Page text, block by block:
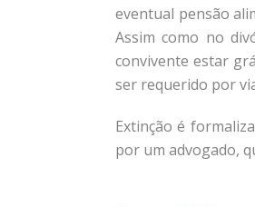
eventual pensão
Assim como no
convivente estar
ser requerido por
Extinção é
por um advogado,